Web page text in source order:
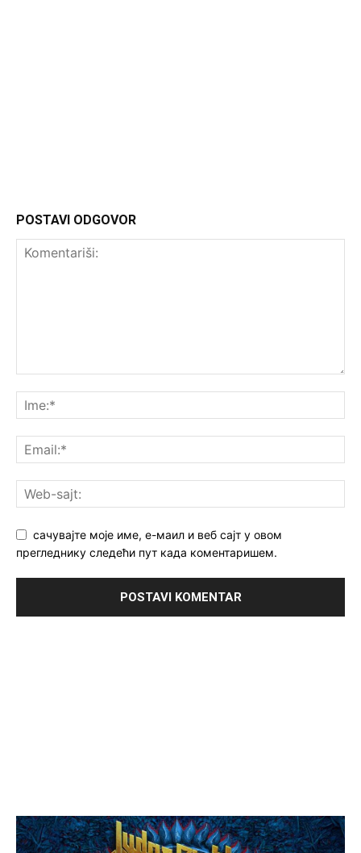
POSTAVI ODGOVOR
сачувајте моје име, е-маил и веб сајт у овом
прегледнику следећи пут када коментаришем.